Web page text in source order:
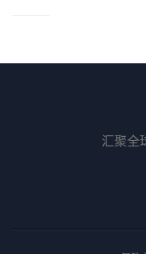
汇聚全